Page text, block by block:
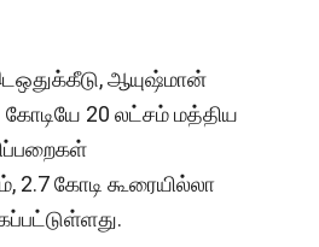
ஆயுஷ்மான்
கோடியே 20 லட்சம் மத்திய
2.7 கோடி கூரையில்லா